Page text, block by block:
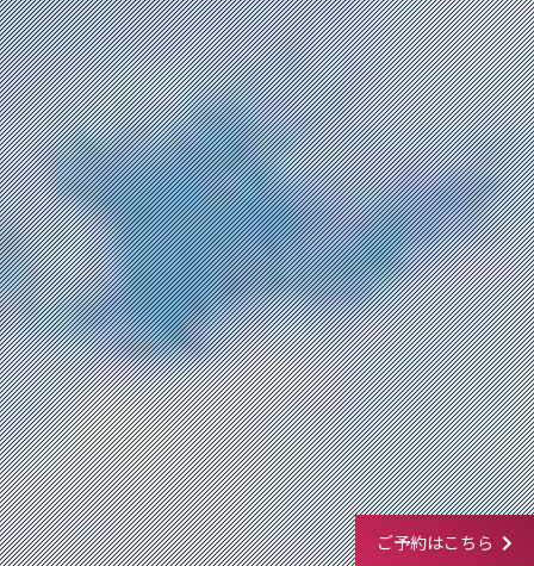
ご予約はこちら